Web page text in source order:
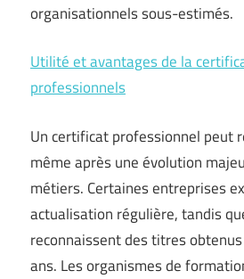
organisationnels sous-estimés.
Utilité et avantages de la
professionnels
Un certificat professionnel peut
même après une évolution
métiers. Certaines entreprises
actualisation régulière, tandis
reconnaissent des titres
ans. Les organismes de